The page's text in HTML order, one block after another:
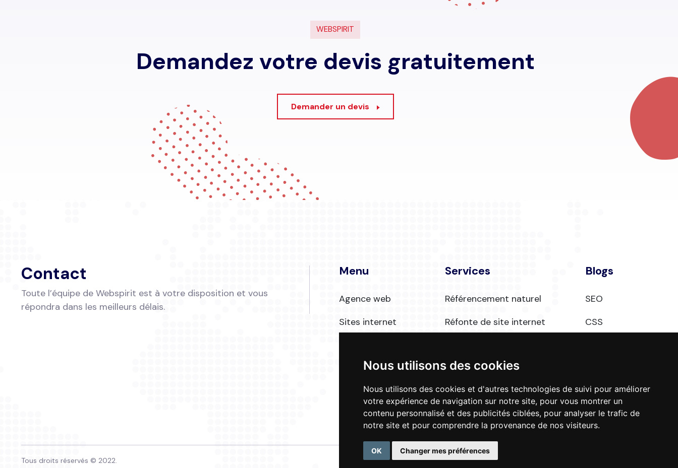
Nous utilisons des cookies
Nous utilisons des cookies et d'autres technologies de suivi pour améliorer
votre expérience de navigation sur notre site, pour vous montrer un
contenu personnalisé et des publicités ciblées, pour analyser le trafic de
notre site et pour comprendre la provenance de nos visiteurs.
OK Changer mes préférences
WEBSPIRIT
Demandez votre devis gratuitement
Demander un devis
Contact
Toute l’équipe de Webspirit est à votre disposition et vous
répondra dans les meilleurs délais.
Menu
Agence web
Sites internet
Contact
Services
Référencement naturel
Réfonte de site internet
Blogs
SEO
CSS
Tous droits réservés © 2022.